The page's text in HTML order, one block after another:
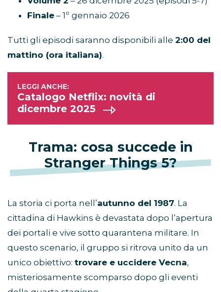
Finale – 1º gennaio 2026
Tutti gli episodi saranno disponibili alle 2:00 del
mattino (ora italiana).
Catalogo Netflix: novità di
dicembre 2025
Trama: cosa succede in
Stranger Things 5?
La storia ci porta nell’autunno del 1987. La
cittadina di Hawkins è devastata dopo l’apertura
dei portali e vive sotto quarantena militare. In
questo scenario, il gruppo si ritrova unito da un
unico obiettivo: trovare e uccidere Vecna,
misteriosamente scomparso dopo gli eventi